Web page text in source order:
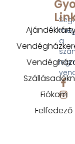
a
Fiókom
Felfedező